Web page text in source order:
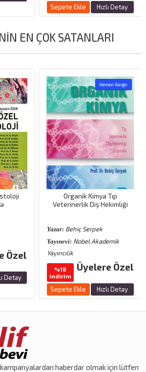
Sepete Ekle Hızlı Detay
EN ÇOK SATANLARI
Özel
Detay
Hemen Kargo
Organik Kimya Tıp
Veterinerlik Diş Hekimliği
Yazar:Behiç Serpek
Yayınevi:Nobel Akademik
Yayıncılık
%18
indirim
Üyelere Özel
Sepete Ekle Hızlı Detay
kampanyalardan haberdar olmak için lütfen